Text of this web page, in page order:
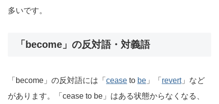
多いです。
「become」の反対語・対義語
「become」の反対語には「 cease to be 」「 revert」など
があります。「cease to be」はある状態からなくなる、